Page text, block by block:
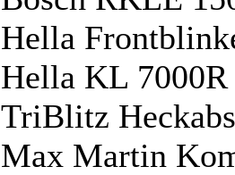
Hella
Hella KL 7000R
TriBlitz
Max Martin